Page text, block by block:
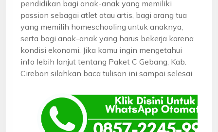
pendidikan bagi anak-anak yang memiliki
passion sebagai atlet atau artis, bagi orang tua
yang memilih homeschooling untuk anaknya,
serta bagi anak-anak yang harus bekerja karena
kondisi ekonomi. Jika kamu ingin mengetahui
info lebih lanjut tentang Paket C Gebang, Kab.
Cirebon silahkan baca tulisan ini sampai selesai